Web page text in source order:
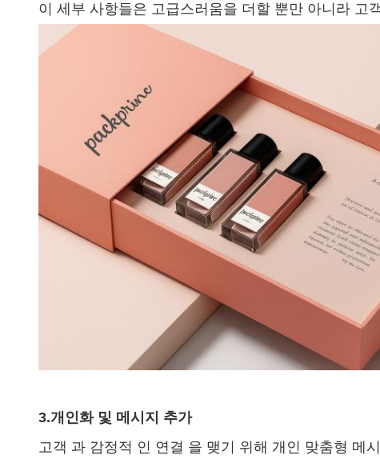
이 세부 사항들은 고급스러움을 더할 뿐만 아니라 고
3.개인화 및 메시지 추가
고객 과 감정적 인 연결 을 맺기 위해 개인 맞춤형 메